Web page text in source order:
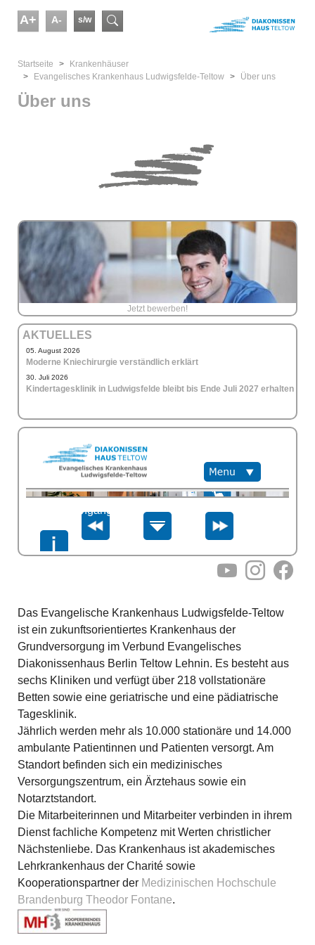
A+ A- s/w Suchformular
Startseite
Kranken­häuser
Evangelisches Krankenhaus Ludwigsfelde-Teltow
Über uns
Über uns
Jetzt bewerben!
AKTUELLES
05. August 2026
Moderne Kniechirurgie verständlich erklärt
30. Juli 2026
Kindertagesklinik in Ludwigsfelde bleibt bis Ende Juli 2027 erhalten
YouTubeInstagram
Das Evangelische Krankenhaus Ludwigsfelde-Teltow
ist ein zukunftsorientiertes Krankenhaus der
Grundversorgung im Verbund Evangelisches
Diakonissenhaus Berlin Teltow Lehnin. Es besteht aus
sechs Kliniken und verfügt über 218 vollstationäre
Betten sowie eine geriatrische und eine pädiatrische
Tagesklinik.
Jährlich werden mehr als 10.000 stationäre und 14.000
ambulante Patientinnen und Patienten versorgt. Am
Standort befinden sich ein medizinisches
Versorgungszentrum, ein Ärztehaus sowie ein
Notarztstandort.
Die Mitarbeiterinnen und Mitarbeiter verbinden in ihrem
Dienst fachliche Kompetenz mit Werten christlicher
Nächstenliebe. Das Krankenhaus ist akademisches
Lehrkrankenhaus der Charité sowie
Kooperationspartner der Medizinischen Hochschule
Brandenburg Theodor Fontane.